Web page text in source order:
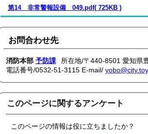
第14 非常警報設備 049.pdf( 725KB )
お問合わせ先
消防本部 予防課
所在地/〒440-8501 愛知県
電話番号/0532-51-3115 E-mail/
このページに関するアンケート
このページの情報は役に立ちましたか？